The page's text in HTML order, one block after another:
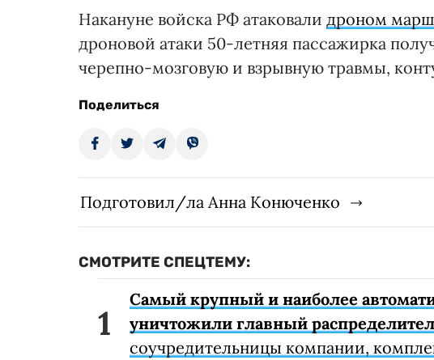
Накануне войска РФ атаковали дроном
дроновой атаки 50-летняя пассажирка
черепно-мозговую и взрывную травмы,
Поделиться
Подготовил/ла Анна Конюченко
СМОТРИТЕ СПЕЦТЕМУ:
Самый крупный и наиболее
уничтожили главный
соучредительницы компании,